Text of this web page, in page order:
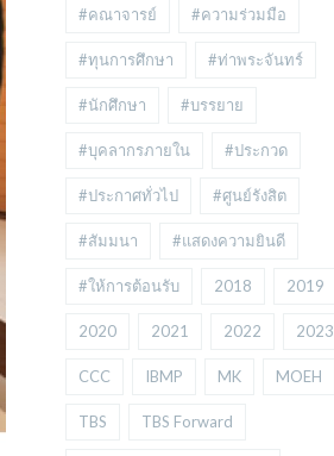
#คณาจารย์ #ความร่วมมือ
#ทุนการศึกษา #ท่าพระจันทร์
#นักศึกษา #บรรยาย
#บุคลากรภายใน #ประกวด
#ประกาศทั่วไป #ศูนย์รังสิต
#สัมมนา #แสดงความยินดี
#ให้การต้อนรับ 2018 2019
2020 2021 2022 2023
CCC IBMP MK MOEH
TBS TBS Forward